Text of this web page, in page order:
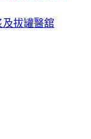
及拔罐醫舘